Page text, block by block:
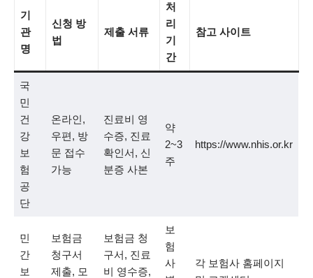
기
관
명
신청 방
법
제출 서류
처
리
기
간
참고 사이트
국
민
건
강
보
험
공
단
온라인,
우편, 방
문 접수
가능
진료비 영
수증, 진료
확인서, 신
분증 사본
약
2~3
주
https://www.nhis.or.kr
민
간
보
보험금
청구서
제출, 모
보험금 청
구서, 진료
비 영수증,
보
험
사
각 보험사 홈페이지